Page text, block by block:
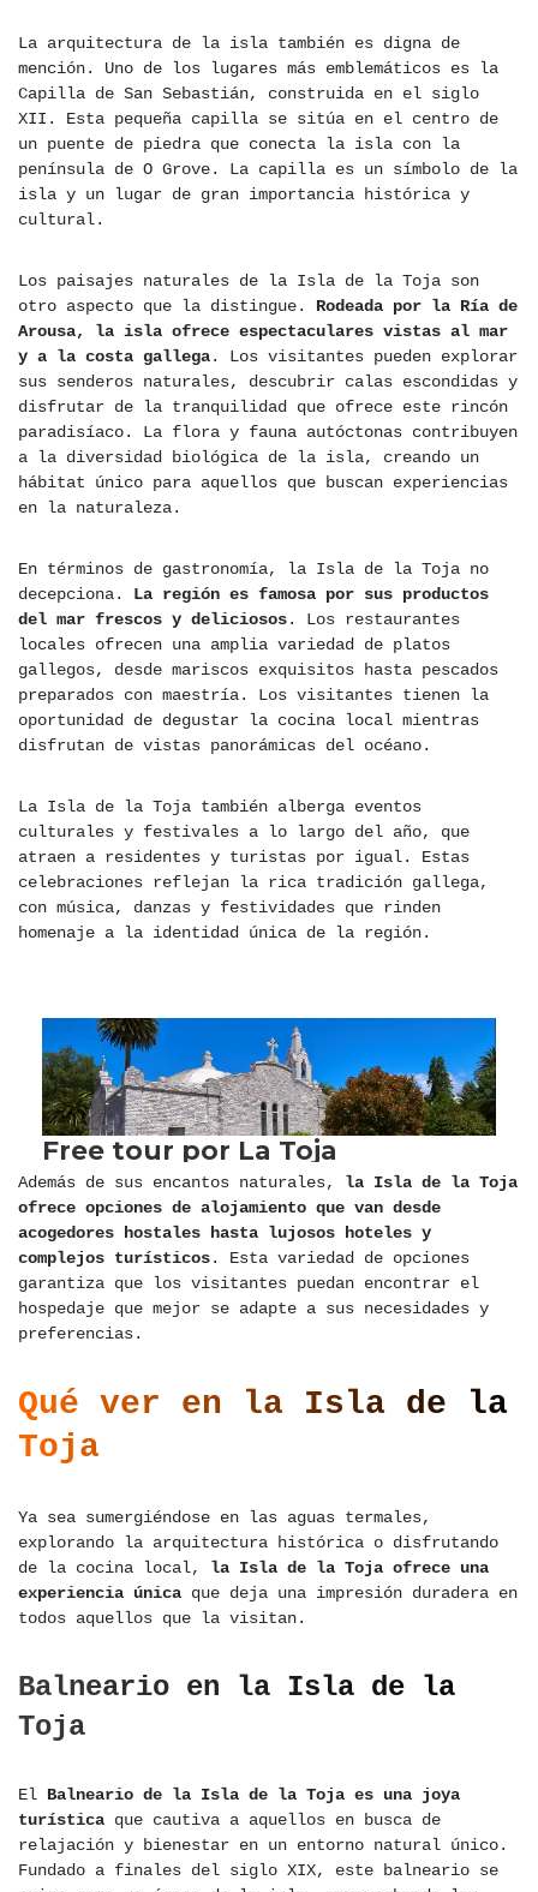
La arquitectura de la isla también es digna de
mención. Uno de los lugares más emblemáticos es la
Capilla de San Sebastián, construida en el siglo
XII. Esta pequeña capilla se sitúa en el centro de
un puente de piedra que conecta la isla con la
península de O Grove. La capilla es un símbolo de la
isla y un lugar de gran importancia histórica y
cultural.
Los paisajes naturales de la Isla de la Toja son
otro aspecto que la distingue. Rodeada por la Ría de
Arousa, la isla ofrece espectaculares vistas al mar
y a la costa gallega. Los visitantes pueden explorar
sus senderos naturales, descubrir calas escondidas y
disfrutar de la tranquilidad que ofrece este rincón
paradisíaco. La flora y fauna autóctonas contribuyen
a la diversidad biológica de la isla, creando un
hábitat único para aquellos que buscan experiencias
en la naturaleza.
En términos de gastronomía, la Isla de la Toja no
decepciona. La región es famosa por sus productos
del mar frescos y deliciosos. Los restaurantes
locales ofrecen una amplia variedad de platos
gallegos, desde mariscos exquisitos hasta pescados
preparados con maestría. Los visitantes tienen la
oportunidad de degustar la cocina local mientras
disfrutan de vistas panorámicas del océano.
La Isla de la Toja también alberga eventos
culturales y festivales a lo largo del año, que
atraen a residentes y turistas por igual. Estas
celebraciones reflejan la rica tradición gallega,
con música, danzas y festividades que rinden
homenaje a la identidad única de la región.
Además de sus encantos naturales, la Isla de la Toja
ofrece opciones de alojamiento que van desde
acogedores hostales hasta lujosos hoteles y
complejos turísticos. Esta variedad de opciones
garantiza que los visitantes puedan encontrar el
hospedaje que mejor se adapte a sus necesidades y
preferencias.
Qué ver en la Isla de la
Toja
Ya sea sumergiéndose en las aguas termales,
explorando la arquitectura histórica o disfrutando
de la cocina local, la Isla de la Toja ofrece una
experiencia única que deja una impresión duradera en
todos aquellos que la visitan.
Balneario en la Isla de la
Toja
El Balneario de la Isla de la Toja es una joya
turística que cautiva a aquellos en busca de
relajación y bienestar en un entorno natural único.
Fundado a finales del siglo XIX, este balneario se